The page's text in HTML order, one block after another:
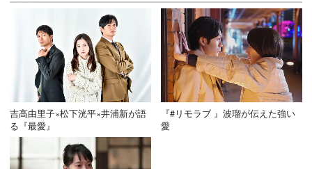
吉高由里子×松下洸平×井浦新が語
る『最愛』
『#リモラブ 』波瑠が伝えた強い
愛